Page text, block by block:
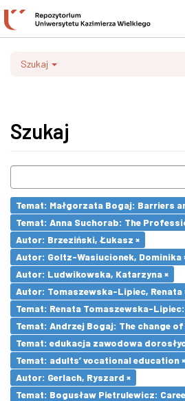
Szukaj
Szukaj
Temat: Małgorzata Bogaj: Barriers
Temat: Anna Suchorab: The
Autor: Brzeziński, Łukasz ×
Autor: Goltz-Wasiucionek, Dominika
Autor: Ludwikowska, Katarzyna ×
Autor: Tomaszewska-Lipiec, Renata
Temat: Renata Tomaszewska-
Temat: Andrzej Bogaj: The change
Temat: edukacja zawodowa
Temat: adults’ vocational education ×
Autor: Gerlach, Ryszard ×
Temat: Bogusław Pietrulewicz: